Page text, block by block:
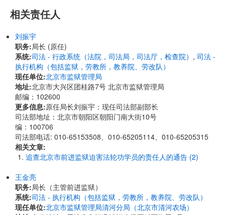
相关责任人
刘振宇
职务:局长 (原任)
系统:司法 - 行政系统（法院，司法局，司法厅，检查院） , 司法 -
执行机构（包括监狱，劳教所，教养院、劳改队）
现任单位:北京市监狱管理局
地址:北京市大兴区团桂路7号 北京市监狱管理局
邮编：102600
更多信息:原任局长刘振宇：现任司法部副部长
司法部地址：北京市朝阳区朝阳门南大街10号
编：100706
司法部电话: 010-65153508、010-65205114、010-65205315
相关文章:
追查北京市前进监狱迫害法轮功学员的责任人的通告 (2)
王金亮
职务:局长（主管前进监狱）
系统:司法 - 执行机构（包括监狱，劳教所，教养院、劳改队）
现任单位:北京市监狱管理局清河分局（北京市清河农场）